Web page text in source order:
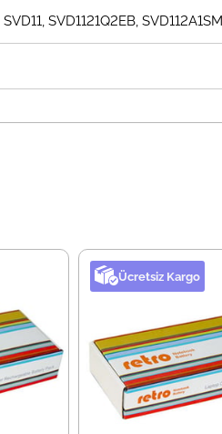
SVD1121Q2EB,
Ücretsiz Kargo